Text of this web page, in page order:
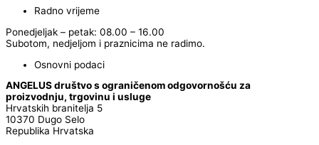
Radno vrijeme
Ponedjeljak – petak: 08.00 – 16.00
Subotom, nedjeljom i praznicima ne radimo.
Osnovni podaci
ANGELUS društvo s ograničenom odgovornošću za
proizvodnju, trgovinu i usluge
Hrvatskih branitelja 5
10370 Dugo Selo
Republika Hrvatska